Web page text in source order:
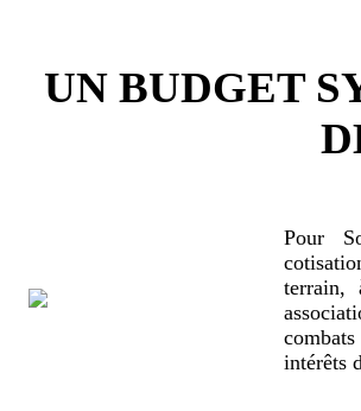
UN BUDGET
Pour
terrain,
intérêts